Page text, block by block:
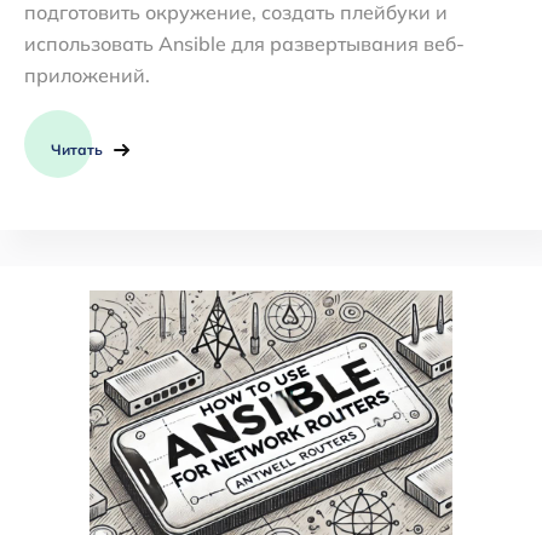
подготовить окружение, создать плейбуки и
использовать Ansible для развертывания веб-
приложений.
Читать